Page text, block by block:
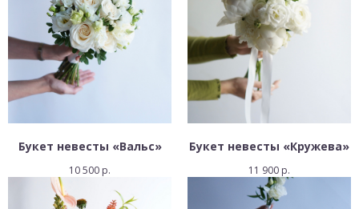
Букет невесты «Вальс»
10 500 р.
Букет невесты «Кружева»
11 900 р.